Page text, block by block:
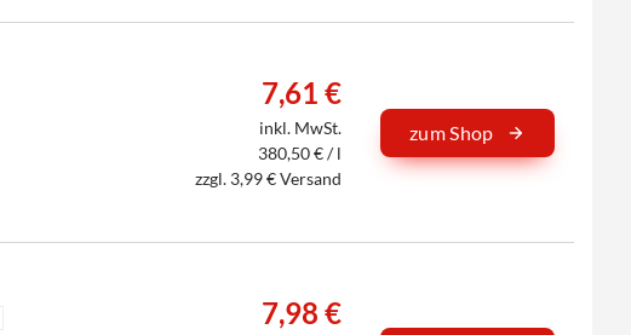
7,61 €
inkl. MwSt.
380,50 € / l
zzgl. 3,99 € Versand
zum Shop
7,98 €